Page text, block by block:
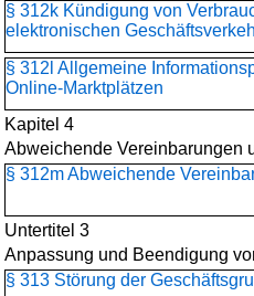
§ 312k Kündigung von
elektronischen
§ 312l Allgemeine
Online-Marktplätzen
Kapitel 4
Abweichende Vereinbarungen
§ 312m Abweichende
Untertitel 3
Anpassung und Beendigung
§ 313 Störung der